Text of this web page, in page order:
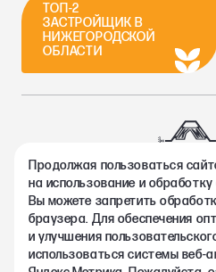
ТОП-2
ЗАСТРОЙЩИК В
НИЖЕГОРОДСКОЙ
ОБЛАСТИ
2002-2026. Группа компаний
Политика конфиденциальности
Правовая информация
Согласие на обработку
Согласие на получение рекламно-
Любая информация,
Продолжая пользоваться
на использование и
Вы можете запретить
браузера. Для обеспечения
и улучшения
использоваться системы веб-